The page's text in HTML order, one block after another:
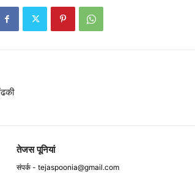
तेजस पूनियां
संपर्क - tejaspoonia@gmail.com